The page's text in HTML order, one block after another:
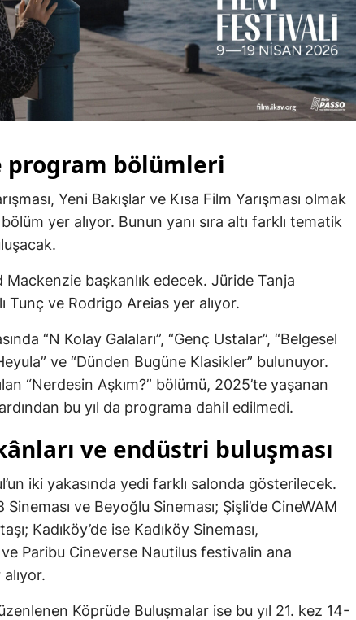
program bölümleri
Yeni Bakışlar ve Kısa Film Yarışması olmak
yer alıyor. Bunun yanı sıra altı farklı tematik
Mackenzie başkanlık edecek. Jüride Tanja
Tunç ve Rodrigo Areias yer alıyor.
“N Kolay Galaları”, “Genç Ustalar”, “Belgesel
ve “Dünden Bugüne Klasikler” bulunuyor.
“Nerdesin Aşkım?” bölümü, 2025’te yaşanan
bu yıl da programa dahil edilmedi.
ve endüstri buluşması
iki yakasında yedi farklı salonda gösterilecek.
ve Beyoğlu Sineması; Şişli’de CineWAM
Kadıköy’de ise Kadıköy Sineması,
Paribu Cineverse Nautilus festivalin ana
Köprüde Buluşmalar ise bu yıl 21. kez 14-